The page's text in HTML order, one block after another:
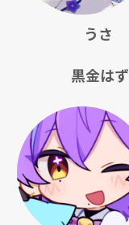
うさ
黒金はず